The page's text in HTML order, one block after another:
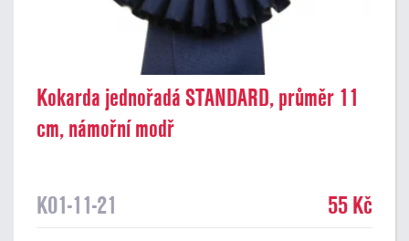
Kokarda jednořadá STANDARD, průměr 11
cm, námořní modř
K01-11-21 55 Kč